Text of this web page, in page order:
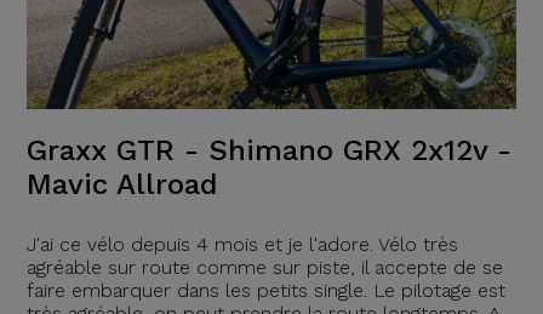
Graxx GTR - Shimano GRX 2x12v -
Mavic Allroad
J'ai ce vélo depuis 4 mois et je l'adore. Vélo très
agréable sur route comme sur piste, il accepte de se
faire embarquer dans les petits single. Le pilotage est